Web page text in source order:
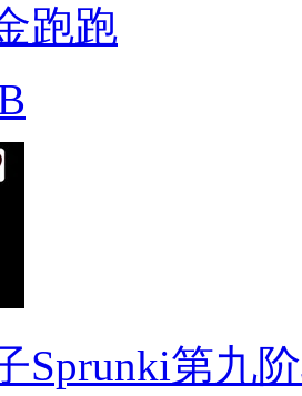
跑跑
Sprunki第九